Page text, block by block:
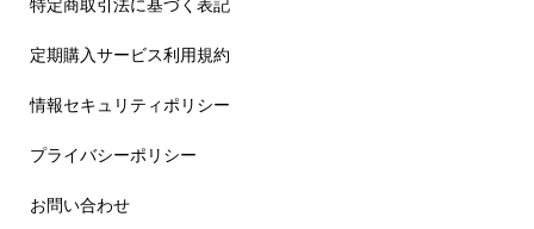
特定商取引法に基づく表記
定期購入サービス利用規約
情報セキュリティポリシー
プライバシーポリシー
お問い合わせ